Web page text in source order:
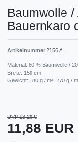
Baumwolle
Bauernkaro
Artikelnummer 2156 A
Material: 80 % Baumwolle /
Breite: 150 cm
Gewicht: 180 g / m²; 270 g / m
UVP 13,20 €
11,88 EUR